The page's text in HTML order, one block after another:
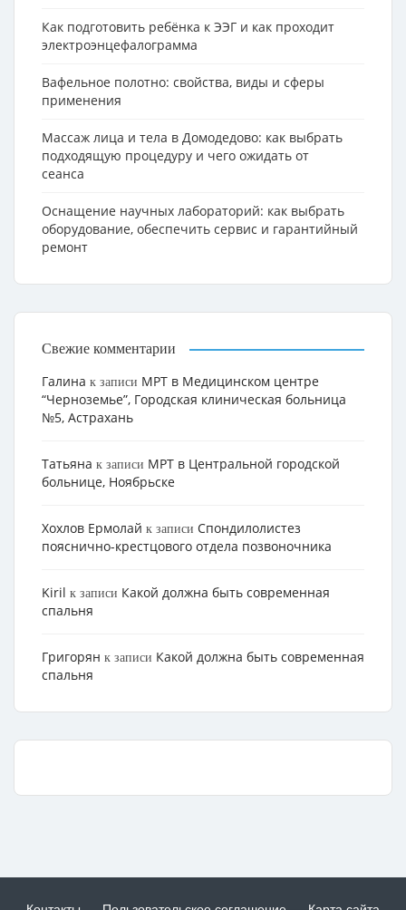
Как подготовить ребёнка к ЭЭГ и как проходит
электроэнцефалограмма
Вафельное полотно: свойства, виды и сферы
применения
Массаж лица и тела в Домодедово: как выбрать
подходящую процедуру и чего ожидать от
сеанса
Оснащение научных лабораторий: как выбрать
оборудование, обеспечить сервис и гарантийный
ремонт
Свежие комментарии
Галина к записи МРТ в Медицинском центре
“Черноземье”, Городская клиническая больница
№5, Астрахань
Татьяна к записи МРТ в Центральной городской
больнице, Ноябрьске
Хохлов Ермолай к записи Cпондилолистез
пояснично-крестцового отдела позвоночника
Kiril к записи Какой должна быть современная
спальня
Григорян к записи Какой должна быть современная
спальня